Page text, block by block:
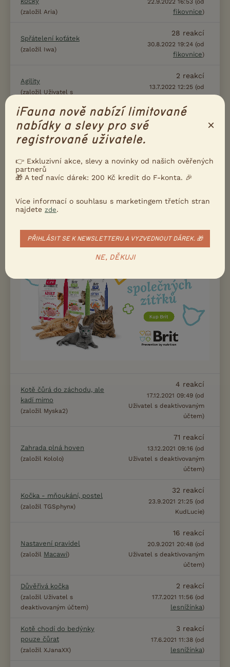
(založil Aria)
22.9.2022 16:53 (od
fikovnice)
Spřátelení koťátek
(založil Iwa)
28 reakcí
30.8.2022 19:24 (od
fikovnice)
Agility
(založil Uživatel s
2 reakcí
13.7.2022 12:25 (od
účtem)
Kočka ho nemá ráda
(založil Ha)
3.5.2022 13:01 (od Uživatel
Jak kočce vysvětlit, že
něco nesmí?
(založilakiiinka)
akiiinka)
Kotě čůrá do záchodu, ale
kadí mimo
(založil Myska2)
4 reakcí
17.12.2021 09:49 (od
Uživatel s deaktivovaným
účtem)
Zahrada plná hoven
(založil Kololo)
71 reakcí
13.12.2021 09:16 (od
Uživatel s deaktivovaným
účtem)
Kočka - mňoukání, postel
(založil TGSphynx)
32 reakcí
23.9.2021 21:25 (od
KudLucie)
Nastavení pravidel
(založil Macawi)
16 reakcí
20.9.2021 20:48 (od
Uživatel s deaktivovaným
účtem)
Důvěřivá kočka
(založil Uživatel s
deaktivovaným účtem)
2 reakcí
17.7.2021 11:56 (od
lesnížínka)
Kotě chodí do bedýnky
pouze čůrat
(založil XJanaXX)
3 reakcí
17.6.2021 11:38 (od
lesnížínka)
iFauna nově nabízí limitované
nabídky a slevy pro své
registrované uživatele.
×
👉 Exkluzivní akce, slevy a novinky od našich ověřených
partnerů
🎁 A teď navíc dárek: 200 Kč kredit do F-konta. 🎉
Více informací o souhlasu s marketingem třetích stran
najdete zde.
PŘIHLÁSIT SE K NEWSLETTERU A VYZVEDNOUT DÁREK. 🎁
NE, DĚKUJI